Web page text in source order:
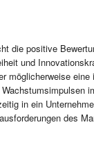
die positive
und
möglicherweise eine
in ein
des